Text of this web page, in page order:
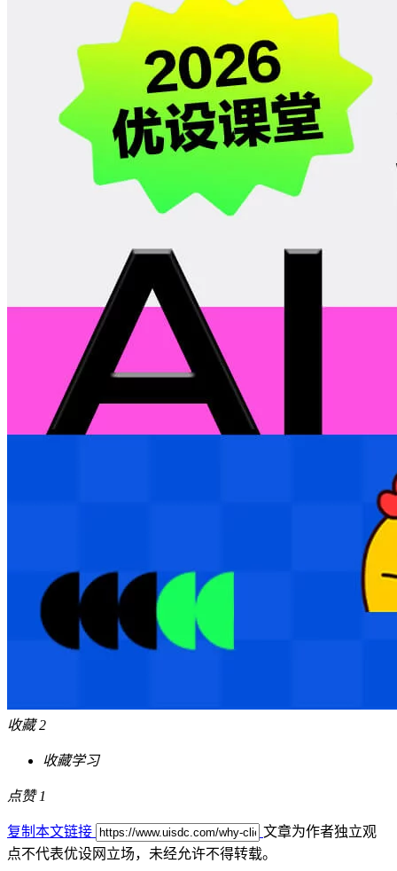
收藏 2
干货满满
点赞 1
复制本文链接
文章为作者独立观
点不代表优设网立场， 未经允许不得转载。